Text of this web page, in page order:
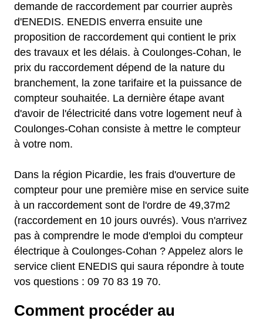
demande de raccordement par courrier auprès
d'ENEDIS. ENEDIS enverra ensuite une
proposition de raccordement qui contient le prix
des travaux et les délais. à Coulonges-Cohan, le
prix du raccordement dépend de la nature du
branchement, la zone tarifaire et la puissance de
compteur souhaitée. La dernière étape avant
d'avoir de l'électricité dans votre logement neuf à
Coulonges-Cohan consiste à mettre le compteur
à votre nom.
Dans la région Picardie, les frais d'ouverture de
compteur pour une première mise en service suite
à un raccordement sont de l'ordre de 49,37m2
(raccordement en 10 jours ouvrés). Vous n'arrivez
pas à comprendre le mode d'emploi du compteur
électrique à Coulonges-Cohan ? Appelez alors le
service client ENEDIS qui saura répondre à toute
vos questions : 09 70 83 19 70.
Comment procéder au